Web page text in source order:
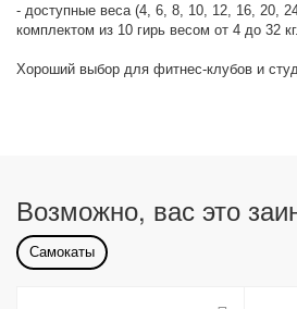
- доступные веса (4, 6, 8, 10, 12, 16, 20,
комплектом из 10 гирь весом от 4 до 32 кг.
Хороший выбор для фитнес-клубов и
Возможно, вас это
Самокаты